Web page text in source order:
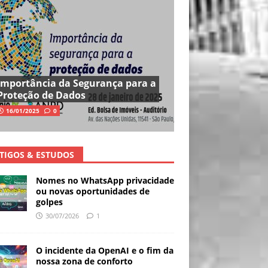
da Segurança para a
de Dados
16/01/2025 0
& ESTUDOS
Nomes no WhatsApp privacidade
ou novas oportunidades de
golpes
30/07/2026 1
O incidente da OpenAI e o fim da
nossa zona de conforto